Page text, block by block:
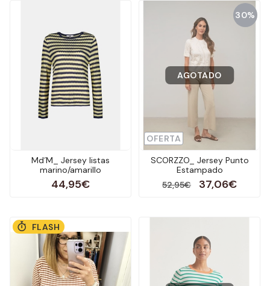
Md´M_ Jersey listas
marino/amarillo
44,95€
30%
OFERTA
AGOTADO
SCORZZO_ Jersey Punto
Estampado
52,95€
37,06€
FLASH